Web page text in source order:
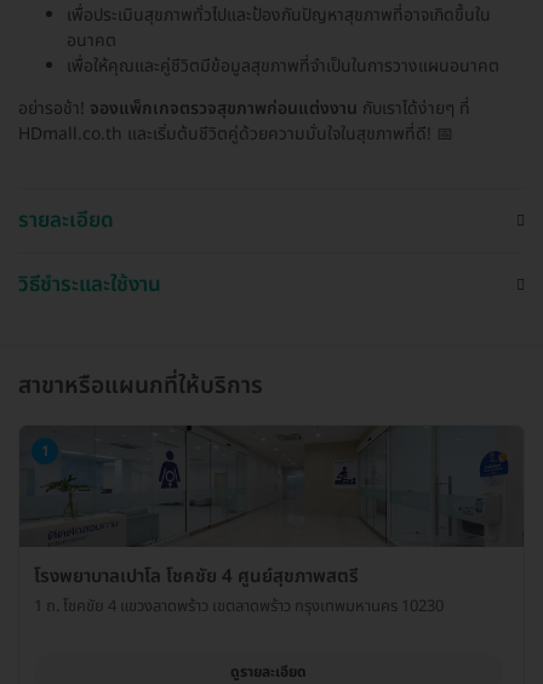
เพื่อประเมินสุขภาพทั่วไปและป้องกันปัญหาสุขภาพที่อาจเกิดขึ้นใน
อนาคต
เพื่อให้คุณและคู่ชีวิตมีข้อมูลสุขภาพที่จำเป็นในการวางแผนอนาคต
อย่ารอช้า! จองแพ็กเกจตรวจสุขภาพก่อนแต่งงาน กับเราได้ง่ายๆ ที่
HDmall.co.th และเริ่มต้นชีวิตคู่ด้วยความมั่นใจในสุขภาพที่ดี! 📅
รายละเอียด
วิธีชำระและใช้งาน
สาขาหรือแผนกที่ให้บริการ
1
โรงพยาบาลเปาโล โชคชัย 4 ศูนย์สุขภาพสตรี
1 ถ. โชคขัย 4 แขวงลาดพร้าว เขตลาดพร้าว กรุงเทพมหานคร 10230
ดูรายละเอียด